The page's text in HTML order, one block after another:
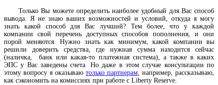
Только Вы можете определить наиболее удобный для Вас способ
вывода. Я не знаю ваших возможностей и условий, откуда я могу
знать какой способ для Вас лучший? Тем более, что у каждой
компании свой перечень доступных способов пополнения, и они
порой меняются. Нужно знать как минимум, какой компании вы
решили доверить средства, где нужная сумма находится сейчас
(наличка, банк или какая-то платежная система), а также в каких
ЭПС у Вас заведены счета. Но даже в этом случае консультации по
этому вопросу я оказываю только партнерам, например, рассказываю,
как сэкономить на комиссиях при работе с Liberty Reserve.